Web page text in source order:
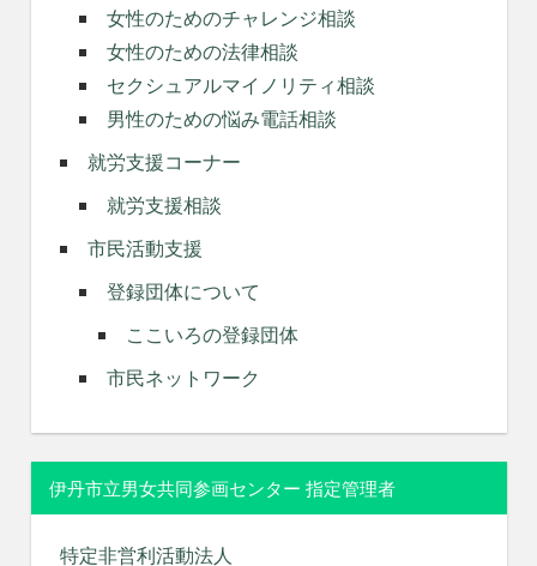
女性のためのチャレンジ相談
女性のための法律相談
セクシュアルマイノリティ相談
男性のための悩み電話相談
就労支援コーナー
就労支援相談
市民活動支援
登録団体について
ここいろの登録団体
市民ネットワーク
伊丹市立男女共同参画センター 指定管理者
特定非営利活動法人